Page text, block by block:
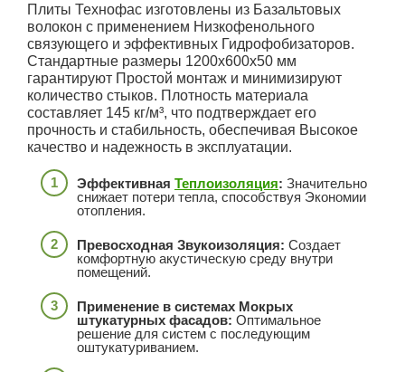
Плиты Технофас изготовлены из Базальтовых
волокон с применением Низкофенольного
связующего и эффективных Гидрофобизаторов.
Стандартные размеры 1200х600х50 мм
гарантируют Простой монтаж и минимизируют
количество стыков. Плотность материала
составляет 145 кг/м³, что подтверждает его
прочность и стабильность, обеспечивая Высокое
качество и надежность в эксплуатации.
Эффективная Теплоизоляция: Значительно
снижает потери тепла, способствуя Экономии
отопления.
Превосходная Звукоизоляция: Создает
комфортную акустическую среду внутри
помещений.
Применение в системах Мокрых
штукатурных фасадов: Оптимальное
решение для систем с последующим
оштукатуриванием.